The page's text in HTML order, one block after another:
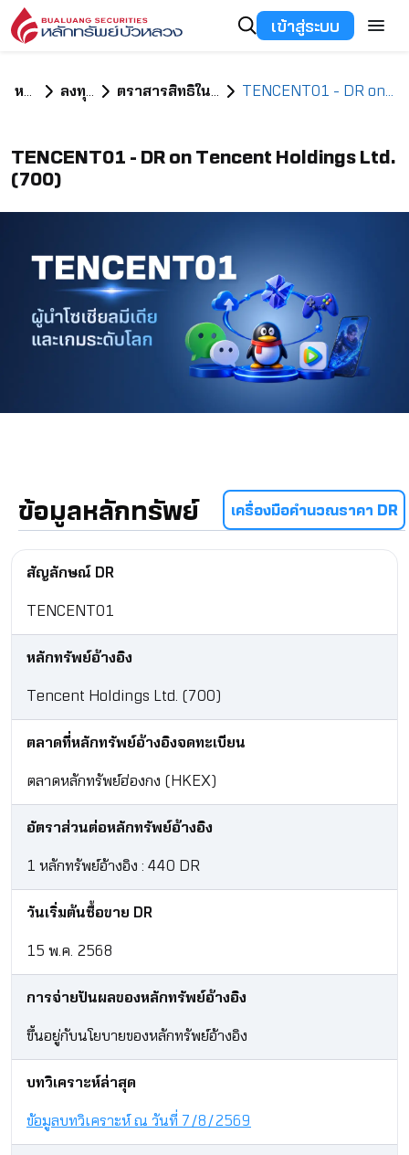
เข้าสู่ระบบ
หน้าแรก ลงทุนอะไรดี ตราสารสิทธิในหลักทรัพย์ต่างประเทศ TENCENT01 - DR on Tencent Holdings Ltd. (700)
TENCENT01 - DR on Tencent Holdings Ltd.
(700)
ข้อมูลหลักทรัพย์ เครื่องมือคำนวณราคา DR
สัญลักษณ์ DR
TENCENT01
หลักทรัพย์อ้างอิง
Tencent Holdings Ltd. (700)
ตลาดที่หลักทรัพย์อ้างอิงจดทะเบียน
ตลาดหลักทรัพย์ฮ่องกง (HKEX)
อัตราส่วนต่อหลักทรัพย์อ้างอิง
1 หลักทรัพย์อ้างอิง : 440 DR
วันเริ่มต้นซื้อขาย DR
15 พ.ค. 2568
การจ่ายปันผลของหลักทรัพย์อ้างอิง
ขึ้นอยู่กับนโยบายของหลักทรัพย์อ้างอิง​
บทวิเคราะห์ล่าสุด
ข้อมูลบทวิเคราะห์ ณ วันที่ 7/8/2569